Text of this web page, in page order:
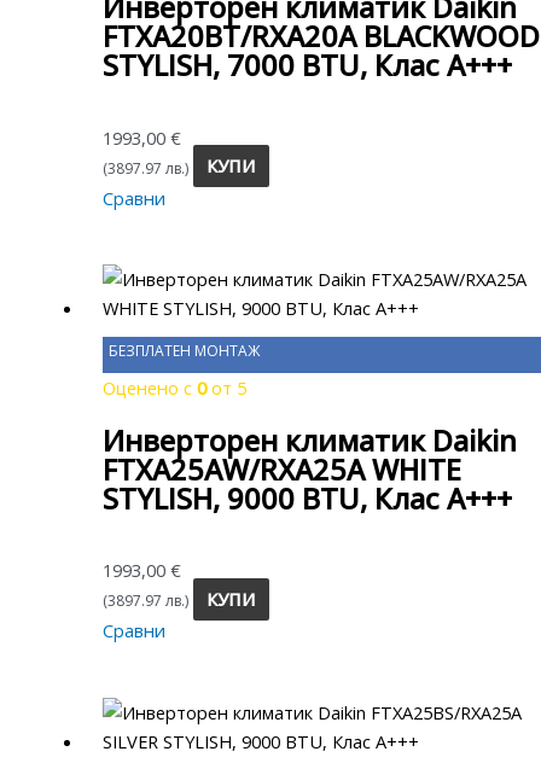
Инверторен климатик Daikin
FTXA20BT/RXA20A BLACKWOOD
STYLISH, 7000 BTU, Клас A+++
1993,00€
(3897.97 лв.)
КУПИ
Сравни
БЕЗПЛАТЕН МОНТАЖ
Оценено с0от 5
Инверторен климатик Daikin
FTXA25AW/RXA25A WHITE
STYLISH, 9000 BTU, Клас A+++
1993,00€
(3897.97 лв.)
КУПИ
Сравни